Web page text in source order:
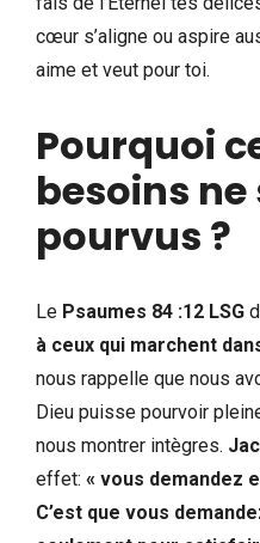
cœur s’aligne ou aspire
aime et veut pour toi.
Pourquoi
besoins
pourvus ?
Le Psaumes 84 :12 LSG
à ceux qui marchent
nous rappelle que nous
Dieu puisse pourvoir
nous montrer intègres.
effet: « vous demandez
C’est que vous